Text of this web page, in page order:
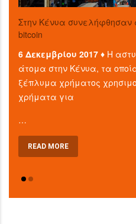
Στην Κένυα
bitcoin
6 Δεκεμβρίου 2017 ♦ Η
άτομα στην Κένυα, τα
ξέπλυμα χρήματος
χρήματα για
…
READ MORE